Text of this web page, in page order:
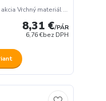
Vrchný materiál ...
8,31 €/PÁR
6,76 €bez DPH